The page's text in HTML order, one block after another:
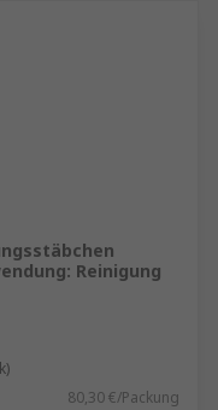
Reinigung
80,30 €/Packung